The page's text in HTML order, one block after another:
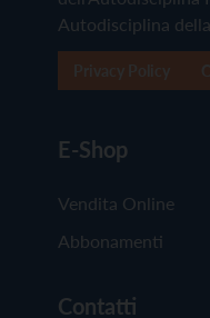
Autodisciplina
E-Shop
Vendita Online
Abbonamenti
Contatti